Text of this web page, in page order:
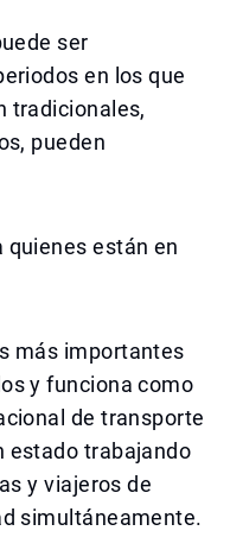
ser
en los que
tradicionales,
pueden
quienes están en
más importantes
y funciona como
de transporte
estado trabajando
y viajeros de
simultáneamente.